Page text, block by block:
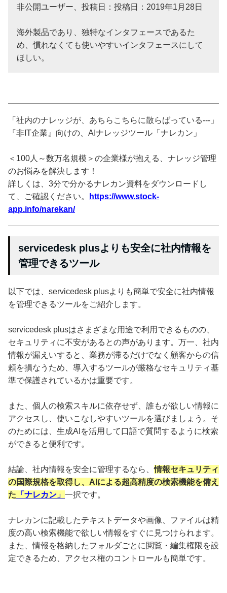
非公開ユーザー、投稿日：投稿日：2019年1月28日
海外製品であり、独特なインタフェースであるた
め、慣れなくても使いやすいインタフェースにして
ほしい。
「社内のナレッジが、あちらこちらに散らばっている---」
『非IT企業』向けの、AIナレッジツール「ナレカン」
＜100人～数万名規模＞の企業様が抱える、ナレッジ管理
のお悩みを解決します！
詳しくは、3分で分かるナレカン資料をダウンロードし
て、ご確認ください。
https://www.stock-
app.info/narekan/
servicedesk plusよりも安全に社内情報を
管理できるツール
以下では、servicedesk plusよりも簡単で安全に社内情報
を管理できるツールをご紹介します。
servicedesk plusはさまざまな用途で利用できるものの、
セキュリティに不安があるとの声があります。万一、社内
情報が漏えいすると、業務が滞るだけでなく顧客からの信
頼を損なうため、導入するツールが厳格なセキュリティ基
準で保護されているかは重要です。
また、個人の検索スキルに依存せず、誰もが欲しい情報に
アクセスし、使いこなしやすいツールを選びましょう。そ
のためには、生成AIを活用して口語で質問するように検索
ができると便利です。
結論、社内情報を安全に管理するなら、情報セキュリティ
の国際規格を取得し、AIによる超高精度の検索機能を備え
た 「ナレカン」 一択です。
ナレカンに記載したテキストデータや画像、ファイルは精
度の高い検索機能で欲しい情報をすぐに見つけられます。
また、情報を格納したフォルダごとに閲覧・編集権限を設
定できるため、アクセス権のコントロールも簡単です。